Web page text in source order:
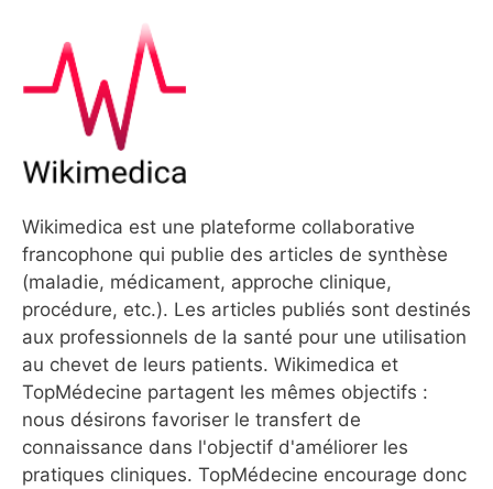
Wikimedica est une plateforme collaborative
francophone qui publie des articles de synthèse
(maladie, médicament, approche clinique,
procédure, etc.). Les articles publiés sont destinés
aux professionnels de la santé pour une utilisation
au chevet de leurs patients. Wikimedica et
TopMédecine partagent les mêmes objectifs :
nous désirons favoriser le transfert de
connaissance dans l'objectif d'améliorer les
pratiques cliniques. TopMédecine encourage donc